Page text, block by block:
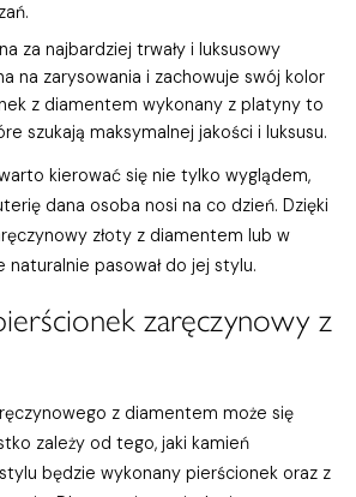
za najbardziej trwały i luksusowy
na zarysowania i zachowuje swój kolor
z diamentem wykonany z platyny to
szukają maksymalnej jakości i luksusu.
kierować się nie tylko wyglądem,
dana osoba nosi na co dzień. Dzięki
złoty z diamentem lub w
pasował do jej stylu.
zaręczynowy z
z diamentem może się
zależy od tego, jaki kamień
będzie wykonany pierścionek oraz z